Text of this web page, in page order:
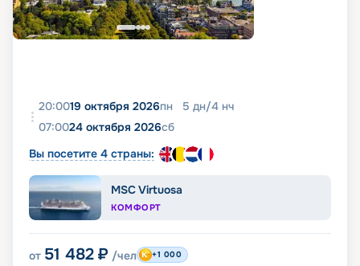
20:0019 октября 2026пн 5 дн/4 нч
07:0024 октября 2026сб
Вы посетите 4 страны:
MSC Virtuosa
КОМФОРТ
от 51 482 ₽ /чел +1 000